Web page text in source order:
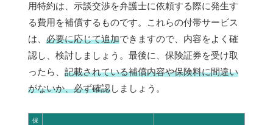
用特約は、示談交渉を弁護士に依頼する際に発生す
る費用を補償するものです。これらの付帯サービス
は、 必要に応じて追加できますので、内容をよく確
認し、検討しましょう。最後に、保険証券を受け取
ったら、 記載されている補償内容や保険料に間違い
がないか、必ず確認しましょう。
保